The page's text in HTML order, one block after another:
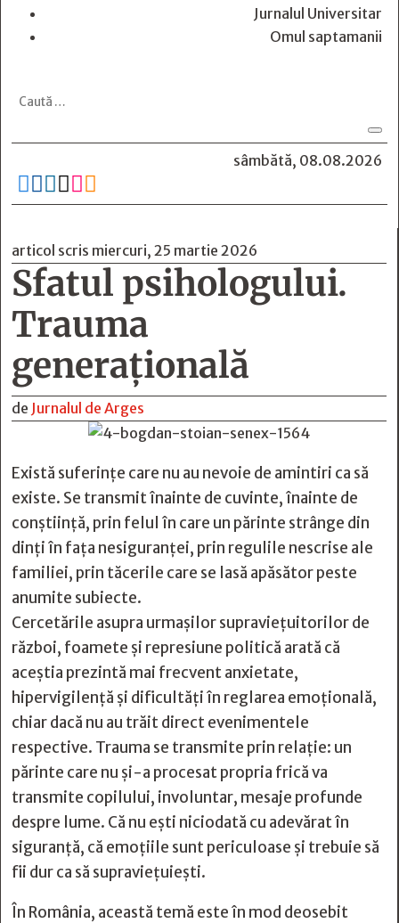
Jurnalul Universitar
Omul saptamanii
sâmbătă, 08.08.2026
     
articol scris miercuri, 25 martie 2026
Sfatul psihologului.
Trauma
generaţională
de Jurnalul de Arges
Există suferințe care nu au nevoie de amintiri ca să
existe. Se transmit înainte de cuvinte, înainte de
conștiință, prin felul în care un părinte strânge din
dinți în fața nesiguranței, prin regulile nescrise ale
familiei, prin tăcerile care se lasă apăsător peste
anumite subiecte.
Cercetările asupra urmașilor supraviețuitorilor de
război, foamete și represiune politică arată că
aceștia prezintă mai frecvent anxietate,
hipervigilență și dificultăți în reglarea emoțională,
chiar dacă nu au trăit direct evenimentele
respective. Trauma se transmite prin relație: un
părinte care nu și-a procesat propria frică va
transmite copilului, involuntar, mesaje profunde
despre lume. Că nu ești niciodată cu adevărat în
siguranță, că emoțiile sunt periculoase și trebuie să
fii dur ca să supraviețuiești.
În România, această temă este în mod deosebit